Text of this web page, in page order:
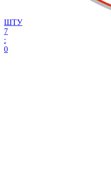
ШТУ
7
:
0